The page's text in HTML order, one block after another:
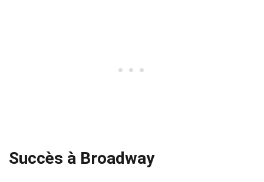
Succès à Broadway